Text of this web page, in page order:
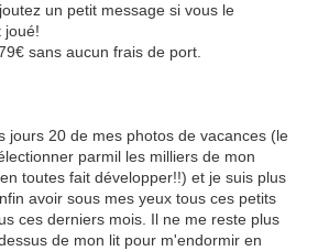
un petit message si vous le
joué!
sans aucun frais de port.
jours 20 de mes photos de vacances (le
parmil les milliers de mon
toutes fait développer!!) et je suis plus
avoir sous mes yeux tous ces petits
ces derniers mois. Il ne me reste plus
de mon lit pour m'endormir en